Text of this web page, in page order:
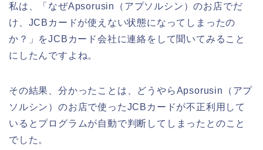
私は、「なぜApsorusin（アプソルシン）のお店でだ
け、JCBカードが使えない状態になってしまったの
か？」をJCBカード会社に連絡をして聞いてみること
にしたんですよね。
その結果、分かったことは、どうやらApsorusin（アプ
ソルシン）のお店で使ったJCBカードが不正利用して
いるとプログラムが自動で判断してしまったとのこと
でした。